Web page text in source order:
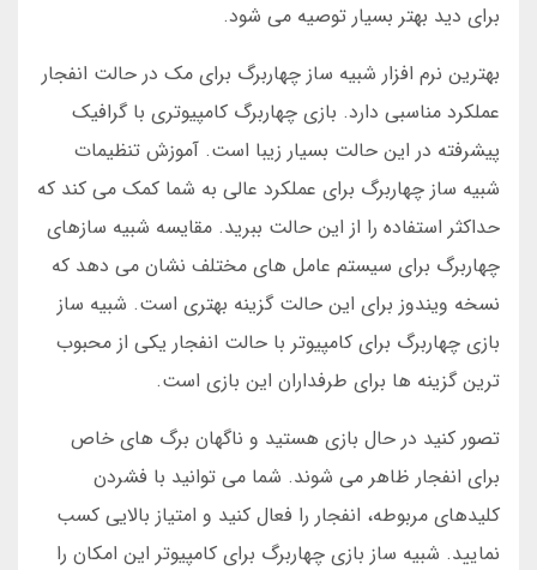
برای دید بهتر بسیار توصیه می شود.
بهترین نرم افزار شبیه ساز چهاربرگ برای مک در حالت انفجار
عملکرد مناسبی دارد. بازی چهاربرگ کامپیوتری با گرافیک
پیشرفته در این حالت بسیار زیبا است. آموزش تنظیمات
شبیه ساز چهاربرگ برای عملکرد عالی به شما کمک می کند که
حداکثر استفاده را از این حالت ببرید. مقایسه شبیه سازهای
چهاربرگ برای سیستم عامل های مختلف نشان می دهد که
نسخه ویندوز برای این حالت گزینه بهتری است. شبیه ساز
بازی چهاربرگ برای کامپیوتر با حالت انفجار یکی از محبوب
ترین گزینه ها برای طرفداران این بازی است.
تصور کنید در حال بازی هستید و ناگهان برگ های خاص
برای انفجار ظاهر می شوند. شما می توانید با فشردن
کلیدهای مربوطه، انفجار را فعال کنید و امتیاز بالایی کسب
نمایید. شبیه ساز بازی چهاربرگ برای کامپیوتر این امکان را